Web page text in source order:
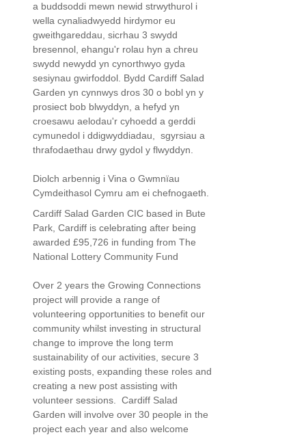
a buddsoddi mewn newid strwythurol i
wella cynaliadwyedd hirdymor eu
gweithgareddau, sicrhau 3 swydd
bresennol, ehangu'r rolau hyn a chreu
swydd newydd yn cynorthwyo gyda
sesiynau gwirfoddol. Bydd Cardiff Salad
Garden yn cynnwys dros 30 o bobl yn y
prosiect bob blwyddyn, a hefyd yn
croesawu aelodau'r cyhoedd a gerddi
cymunedol i ddigwyddiadau, sgyrsiau a
thrafodaethau drwy gydol y flwyddyn.
Diolch arbennig i Vina o Gwmnïau
Cymdeithasol Cymru am ei chefnogaeth.
Cardiff Salad Garden CIC based in Bute
Park, Cardiff is celebrating after being
awarded £95,726 in funding from The
National Lottery Community Fund
Over 2 years the Growing Connections
project will provide a range of
volunteering opportunities to benefit our
community whilst investing in structural
change to improve the long term
sustainability of our activities, secure 3
existing posts, expanding these roles and
creating a new post assisting with
volunteer sessions. Cardiff Salad
Garden will involve over 30 people in the
project each year and also welcome